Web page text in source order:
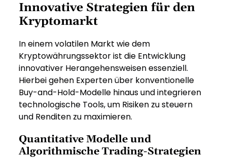
Innovative Strategien für den
Kryptomarkt
In einem volatilen Markt wie dem
Kryptowährungssektor ist die Entwicklung
innovativer Herangehensweisen essenziell.
Hierbei gehen Experten über konventionelle
Buy-and-Hold-Modelle hinaus und integrieren
technologische Tools, um Risiken zu steuern
und Renditen zu maximieren.
Quantitative Modelle und
Algorithmische Trading-Strategien